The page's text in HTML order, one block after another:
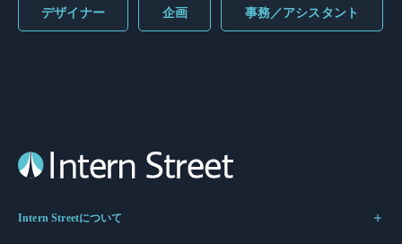
デザイナー 企画 事務／アシスタント
Intern Streetについて